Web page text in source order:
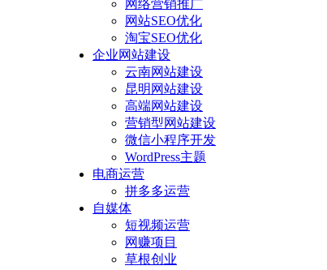
网络营销推广
网站SEO优化
淘宝SEO优化
企业网站建设
云南网站建设
昆明网站建设
高端网站建设
营销型网站建设
微信小程序开发
WordPress主题
电商运营
拼多多运营
自媒体
短视频运营
网赚项目
草根创业